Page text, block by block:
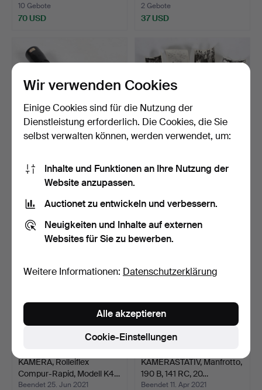
10 Gebote
70 USD
2 Gebote
37 USD
FERNGLAS, Leupold, Serie
80, Vari, Ende de…
Beendet 5. Feb 2022
19 Gebote
PRESSEFOTOS, ca. 95,
Militärfotos 2. Weltk…
42 Gebote
KAMERA, Rolleiflex
Compur-Rapid, Modell K4…
Beendet 25. Jun 2021
KAMERASTATIV, Manfrotto,
190 B, 141 RC, 20…
Beendet 11. Apr 2021
Wir verwenden Cookies
Einige Cookies sind für die Nutzung der
Dienstleistung erforderlich. Die Cookies, die Sie
selbst verwalten können, werden verwendet, um:
Inhalte und Funktionen an Ihre Nutzung der
Website anzupassen.
Auctionet zu entwickeln und verbessern.
Neuigkeiten und Inhalte auf externen
Websites für Sie zu bewerben.
Weitere Informationen: Datenschutzerklärung
Cookie-Einstellungen
Alle akzeptieren